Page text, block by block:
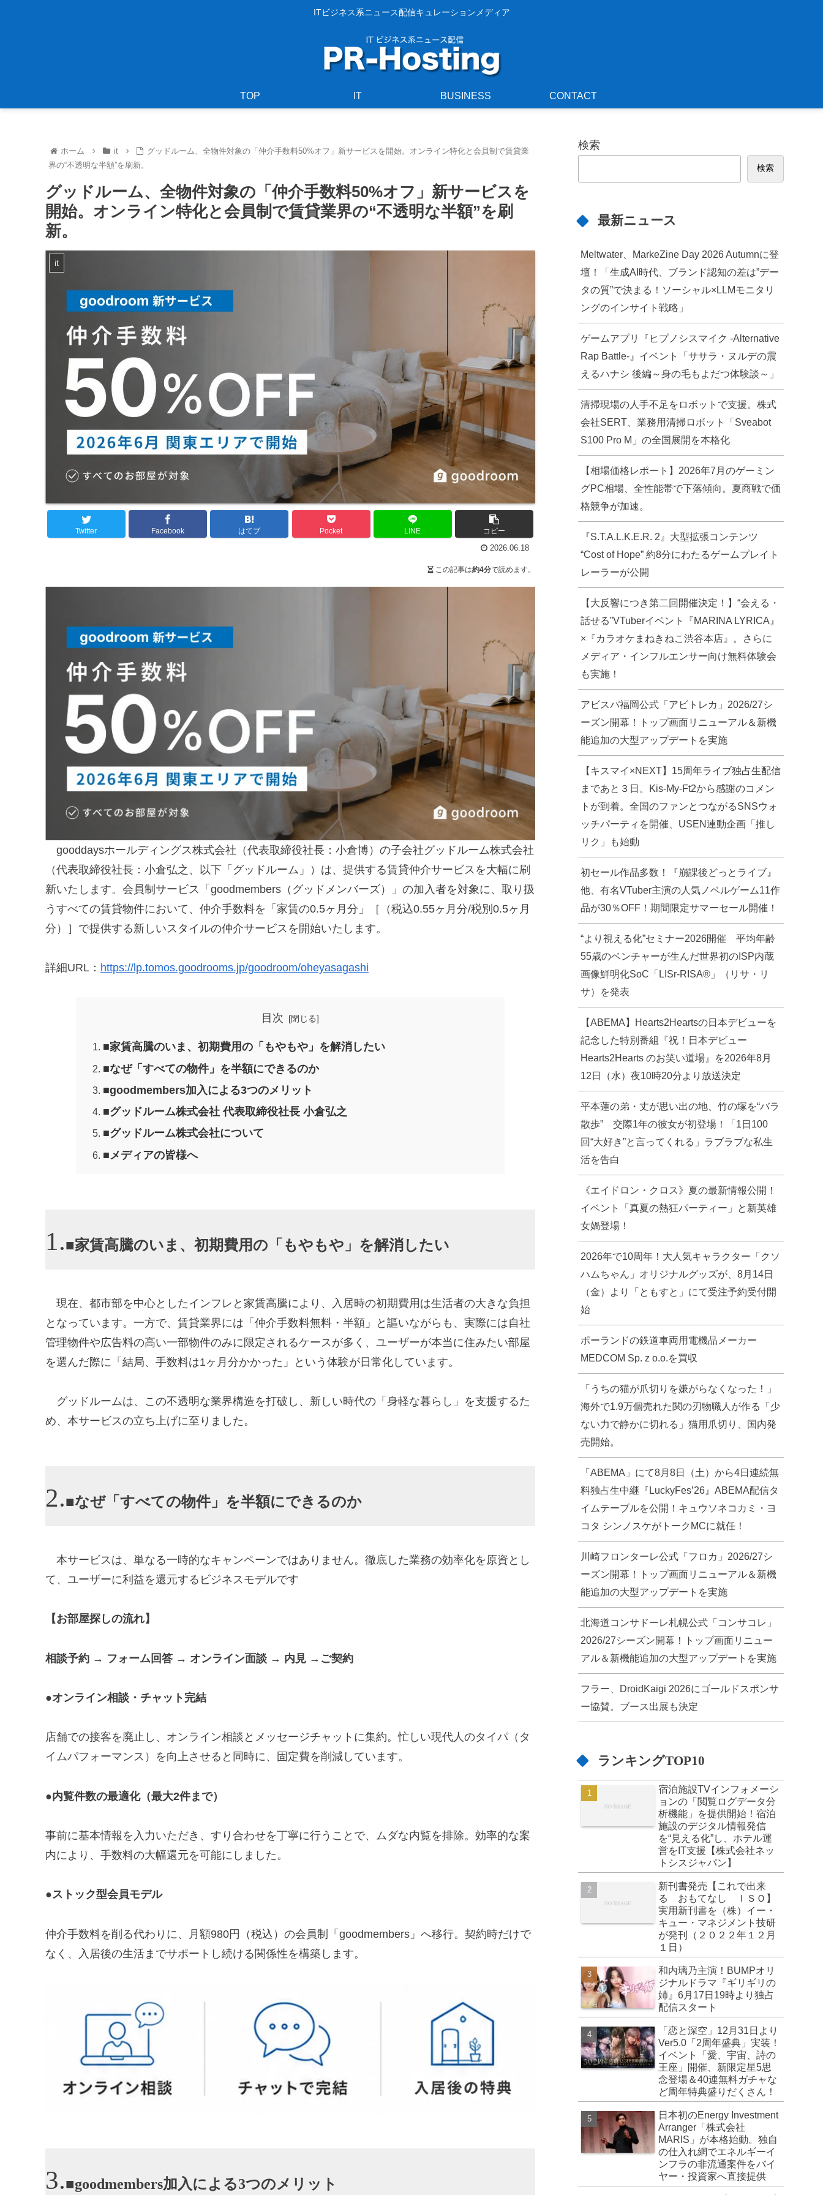
ITビジネス系ニュース配信キュレーションメディア
TOP IT BUSINESS CONTACT
ホーム it
グッドルーム、全物件対象の「仲介手数料50%オフ」新サービスを開始。オンライン特化と会員制で賃貸業
界の“不透明な半額”を刷新。
グッドルーム、全物件対象の「仲介手数料50%オフ」新サービスを
開始。オンライン特化と会員制で賃貸業界の“不透明な半額”を刷
新。
it
Twitter Facebook はてブ Pocket LINE コピー
2026.06.18
この記事は約4分で読めます。
gooddaysホールディングス株式会社（代表取締役社長：小倉博）の子会社グッドルーム株式会社
（代表取締役社長：小倉弘之、以下「グッドルーム」）は、提供する賃貸仲介サービスを大幅に刷
新いたします。会員制サービス「goodmembers（グッドメンバーズ）」の加入者を対象に、取り扱
うすべての賃貸物件において、仲介手数料を「家賃の0.5ヶ月分」［（税込0.55ヶ月分/税別0.5ヶ月
分）］で提供する新しいスタイルの仲介サービスを開始いたします。
詳細URL： https://lp.tomos.goodrooms.jp/goodroom/oheyasagashi
目次
■家賃高騰のいま、初期費用の「もやもや」を解消したい
■なぜ「すべての物件」を半額にできるのか
■goodmembers加入による3つのメリット
■グッドルーム株式会社 代表取締役社長 小倉弘之
■グッドルーム株式会社について
■メディアの皆様へ
■家賃高騰のいま、初期費用の「もやもや」を解消したい
現在、都市部を中心としたインフレと家賃高騰により、入居時の初期費用は生活者の大きな負担
となっています。一方で、賃貸業界には「仲介手数料無料・半額」と謳いながらも、実際には自社
管理物件や広告料の高い一部物件のみに限定されるケースが多く、ユーザーが本当に住みたい部屋
を選んだ際に「結局、手数料は1ヶ月分かかった」という体験が日常化しています。
グッドルームは、この不透明な業界構造を打破し、新しい時代の「身軽な暮らし」を支援するた
め、本サービスの立ち上げに至りました。
■なぜ「すべての物件」を半額にできるのか
本サービスは、単なる一時的なキャンペーンではありません。徹底した業務の効率化を原資とし
て、ユーザーに利益を還元するビジネスモデルです
【お部屋探しの流れ】
相談予約 → フォーム回答 → オンライン面談 → 内見 → ご契約
●オンライン相談・チャット完結
店舗での接客を廃止し、オンライン相談とメッセージチャットに集約。忙しい現代人のタイパ（タ
イムパフォーマンス）を向上させると同時に、固定費を削減しています。
●内覧件数の最適化（最大2件まで）
事前に基本情報を入力いただき、すり合わせを丁寧に行うことで、ムダな内覧を排除。効率的な案
内により、手数料の大幅還元を可能にしました。
●ストック型会員モデル
仲介手数料を削る代わりに、月額980円（税込）の会員制「goodmembers」へ移行。契約時だけで
なく、入居後の生活までサポートし続ける関係性を構築します。
■goodmembers加入による3つのメリット
検索
検索
最新ニュース
Meltwater、MarkeZine Day 2026 Autumnに登
壇！「生成AI時代、ブランド認知の差は”デー
タの質”で決まる！ソーシャル×LLMモニタリ
ングのインサイト戦略」
ゲームアプリ『ヒプノシスマイク -Alternative
Rap Battle-』イベント「ササラ・ヌルデの震
えるハナシ 後編～身の毛もよだつ体験談～」
清掃現場の人手不足をロボットで支援。株式
会社SERT、業務用清掃ロボット「Sveabot
S100 Pro M」の全国展開を本格化
【相場価格レポート】2026年7月のゲーミン
グPC相場、全性能帯で下落傾向。夏商戦で価
格競争が加速。
『S.T.A.L.K.E.R. 2』大型拡張コンテンツ
“Cost of Hope” 約8分にわたるゲームプレイト
レーラーが公開
【大反響につき第二回開催決定！】“会える・
話せる”VTuberイベント『MARINA LYRICA』
×『カラオケまねきねこ渋谷本店』。さらに
メディア・インフルエンサー向け無料体験会
も実施！
アビスパ福岡公式「アビトレカ」2026/27シ
ーズン開幕！トップ画面リニューアル＆新機
能追加の大型アップデートを実施
【キスマイ×NEXT】15周年ライブ独占生配信
まであと３日。Kis-My-Ft2から感謝のコメン
トが到着。全国のファンとつながるSNSウォ
ッチパーティを開催、USEN連動企画「推し
リク」も始動
初セール作品多数！『崩課後どっとライブ』
他、有名VTuber主演の人気ノベルゲーム11作
品が30％OFF！期間限定サマーセール開催！
“より視える化”セミナー2026開催 平均年齢
55歳のベンチャーが生んだ世界初のISP内蔵
画像鮮明化SoC「LISr-RISA®」（リサ・リ
サ）を発表
【ABEMA】Hearts2Heartsの日本デビューを
記念した特別番組『祝！日本デビュー
Hearts2Hearts のお笑い道場』を2026年8月
12日（水）夜10時20分より放送決定
平本蓮の弟・丈が思い出の地、竹の塚を“バラ
散歩” 交際1年の彼女が初登場！「1日100
回“大好き”と言ってくれる」ラブラブな私生
活を告白
《エイドロン・クロス》夏の最新情報公開！
イベント「真夏の熱狂パーティー」と新英雄
女媧登場！
2026年で10周年！大人気キャラクター「クソ
ハムちゃん」オリジナルグッズが、8月14日
（金）より「ともすと」にて受注予約受付開
始
ポーランドの鉄道車両用電機品メーカー
MEDCOM Sp. z o.o.を買収
「うちの猫が爪切りを嫌がらなくなった！」
海外で1.9万個売れた関の刃物職人が作る「少
ない力で静かに切れる」猫用爪切り、国内発
売開始。
「ABEMA」にて8月8日（土）から4日連続無
料独占生中継『LuckyFes’26』ABEMA配信タ
イムテーブルを公開！キュウソネコカミ・ヨ
コタ シンノスケがトークMCに就任！
川崎フロンターレ公式「フロカ」2026/27シ
ーズン開幕！トップ画面リニューアル＆新機
能追加の大型アップデートを実施
北海道コンサドーレ札幌公式「コンサコレ」
2026/27シーズン開幕！トップ画面リニュー
アル＆新機能追加の大型アップデートを実施
フラー、DroidKaigi 2026にゴールドスポンサ
ー協賛。ブース出展も決定
ランキングTOP10
宿泊施設TVインフォメーシ
ョンの「閲覧ログデータ分
析機能」を提供開始！宿泊
施設のデジタル情報発信
を“見える化”し、ホテル運
営をIT支援【株式会社ネッ
トシスジャパン】
新刊書発売【これで出来
る おもてなし ＩＳＯ】
実用新刊書を（株）イー・
キュー・マネジメント技研
が発刊（２０２２年１２月
１日）
和内璃乃主演！BUMPオリ
ジナルドラマ『ギリギリの
姉』6月17日19時より独占
配信スタート
「恋と深空」12月31日より
Ver5.0「2周年盛典」実装！
イベント「愛、宇宙、詩の
王座」開催、新限定星5思
念登場＆40連無料ガチャな
ど周年特典盛りだくさん！
日本初のEnergy Investment
Arranger「株式会社
MARIS」が本格始動。独自
の仕入れ網でエネルギーイ
ンフラの非流通案件をバイ
ヤー・投資家へ直接提供